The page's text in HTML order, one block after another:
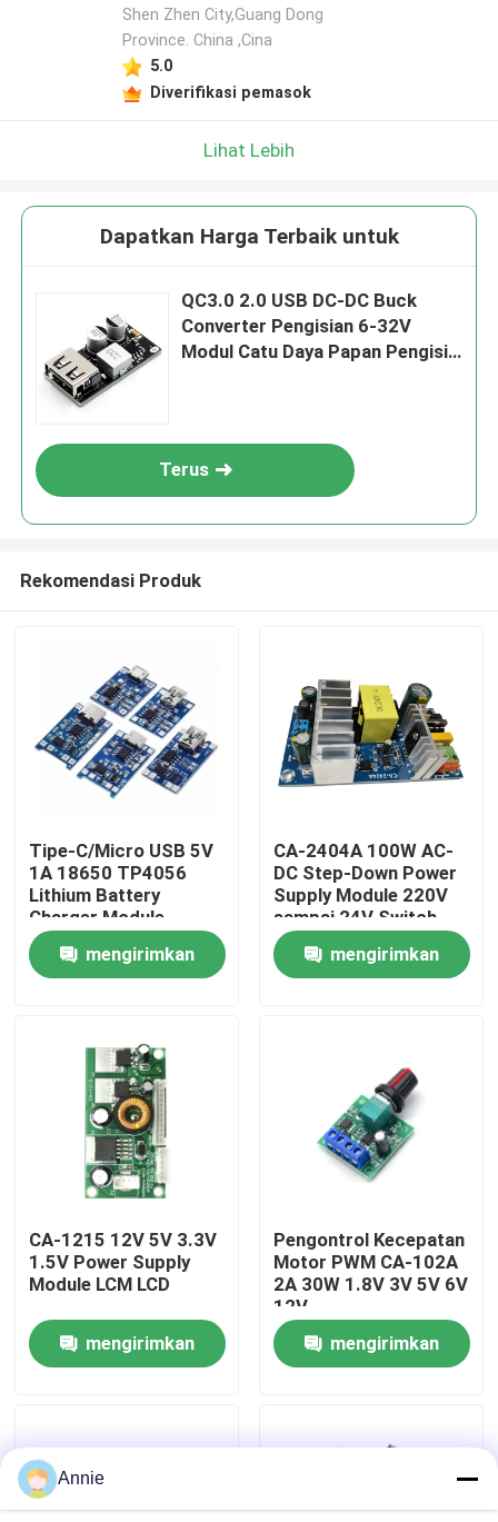
Tinggalkan pesan
Kami akan segera menghubungi Anda
Kirim
Beranda
Produk
Tur Pabrik
Kontrol Kualitas
Hubungi Kami
Kasus
Modul Papan Amplifier
Shen Zhen City,Guang Dong
Province. China ,Cina
5.0
Diverifikasi pemasok
Lihat Lebih
Dapatkan Harga Terbaik untuk
QC3.0 2.0 USB DC-DC Buck
Converter Pengisian 6-32V
Modul Catu Daya Papan Pengisi
Terus
Rekomendasi Produk
Tipe-C/Micro USB 5V
1A 18650 TP4056
Lithium Battery
Charger Module
Dengan Perlindungan
dan Fungsi Ganda
mengirimkan
CA-2404A 100W AC-
DC Step-Down Power
Supply Module 220V
sampai 24V Switch
Power Supply
mengirimkan
CA-1215 12V 5V 3.3V
1.5V Power Supply
Module LCM LCD
mengirimkan
Pengontrol Kecepatan
Motor PWM CA-102A
2A 30W 1.8V 3V 5V 6V
12V
mengirimkan
Annie